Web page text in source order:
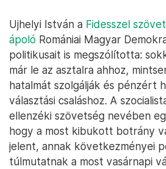
Ujhelyi István a Fidesszel
ápoló Romániai Magyar
politikusait is megszólította:
már le az asztalra ahhoz,
hatalmát szolgálják és pénzért
választási csaláshoz. A
ellenzéki szövetség nevében
hogy a most kibukott botrány
jelent, annak következményei
túlmutatnak a most vasárnapi